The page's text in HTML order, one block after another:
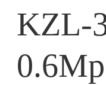
KZL-